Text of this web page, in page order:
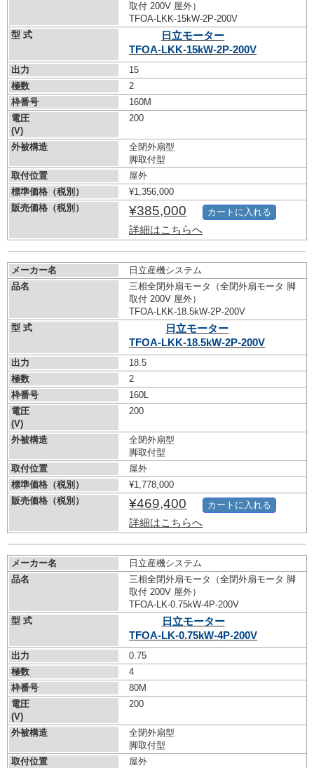
取付 200V 屋外）
TFOA-LKK-15kW-2P-200V
型 式
日立モーター
TFOA-LKK-15kW-2P-200V
出力
15
極数
2
枠番号
160M
電圧
(V)
200
外被構造
全閉外扇型
脚取付型
取付位置
屋外
標準価格（税別）
¥1,356,000
販売価格（税別）
¥385,000
詳細はこちらへ
カートに入れる
メーカー名
日立産機システム
品名
三相全閉外扇モータ（全閉外扇モータ 脚
取付 200V 屋外）
TFOA-LKK-18.5kW-2P-200V
型 式
日立モーター
TFOA-LKK-18.5kW-2P-200V
出力
18.5
極数
2
枠番号
160L
電圧
(V)
200
外被構造
全閉外扇型
脚取付型
取付位置
屋外
標準価格（税別）
¥1,778,000
販売価格（税別）
¥469,400
詳細はこちらへ
カートに入れる
メーカー名
日立産機システム
品名
三相全閉外扇モータ（全閉外扇モータ 脚
取付 200V 屋外）
TFOA-LK-0.75kW-4P-200V
型 式
日立モーター
TFOA-LK-0.75kW-4P-200V
出力
0.75
極数
4
枠番号
80M
電圧
(V)
200
外被構造
全閉外扇型
脚取付型
取付位置
屋外